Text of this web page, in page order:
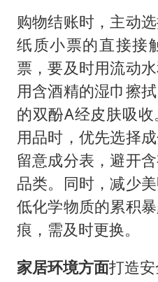
购物结账时，主动
纸质小票的直接接
票，要及时用流动
用含酒精的湿巾擦
的双酚A经皮肤吸
用品时，优先选择
留意成分表，避开
品类。同时，减少
低化学物质的累积
痕，需及时更换。
家居环境方面打造